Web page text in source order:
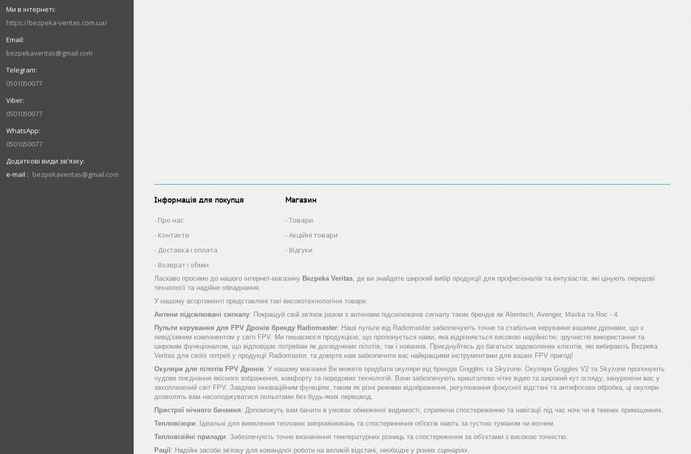
https://bezpeka-veritas.com.ua/
bezpekaveritas@gmail.com
0501050077
0501050077
0501050077
e-mail bezpekaveritas@gmail.com
Інформація для покупця
Про нас
Контакти
Доставка і оплата
Возврат і обмін
Магазин
Товари
Акційні товари
Відгуки
Ласкаво просимо до нашого інтернет-магазину Bezpeka Veritas, де ви знайдете широкий вибір продукції для професіоналів та ентузіастів, які цінують передові
технології та надійне обладнання.
У нашому асортименті представлені такі високотехнологічні товари:
Антени підсилювачі сигналу: Покращуй свій зв'язок разом з антенами підсилювачів сигналу таких брендів як Alientech, Avenger, Mavka та Roc - 4
Пульти керування для FPV Дронів бренду Radiomaster: Наші пульти від Radiomaster забезпечують точне та стабільне керування вашими дронами, що є
невід'ємним компонентом у світі FPV. Ми пишаємося продукцією, що пропонується нами, яка відрізняється високою надійністю, зручністю використання та
широким функціоналом, що відповідає потребам як досвідчених пілотів, так і новачків. Приєднуйтесь до багатьох задоволених клієнтів, які вибирають Bezpeka
Veritas для своїх потреб у продукції Radiomaster, та довірте нам забезпечити вас найкращими інструментами для ваших FPV пригод!
Окуляри для пілотів FPV Дронів: У нашому магазині Ви можете придбати окуляри від брендів Goggles та Skyzone. Окуляри Goggles V2 та Skyzone пропонують
чудове поєднання якісного зображення, комфорту та передових технологій. Вони забезпечують кришталево чітке відео та широкий кут огляду, занурюючи вас у
захоплюючий світ FPV. Завдяки інноваційним функціям, таким як різні режими відображення, регулювання фокусної відстані та антифогова обробка, ці окуляри
дозволять вам насолоджуватися польотами без будь-яких перешкод.
Пристрої нічного бачення: Допоможуть вам бачити в умовах обмеженої видимості, сприяючи спостереженню та навігації під час ночі чи в темних приміщеннях.
Тепловізори: Ідеальні для виявлення теплових випромінювань та спостереження об'єктів навіть за густою туманом чи вогнем.
Тепловізійні прилади: Забезпечують точне визначення температурних різниць та спостереження за об'єктами з високою точністю.
Рації: Надійні засоби зв'язку для командної роботи на великій відстані, необхідні у різних сценаріях.